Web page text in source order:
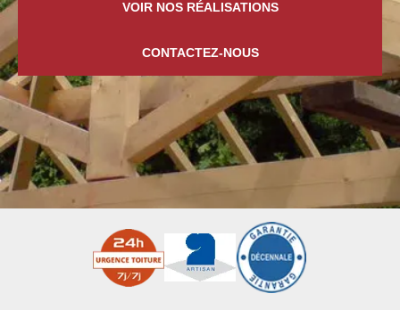
VOIR NOS RÉALISATIONS
CONTACTEZ-NOUS